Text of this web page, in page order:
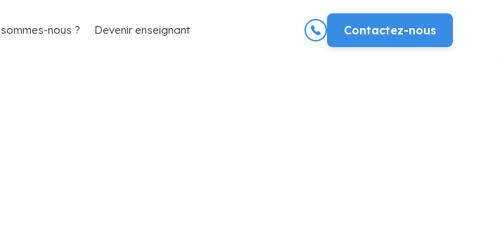
nous ? Devenir enseignant Contactez-nous